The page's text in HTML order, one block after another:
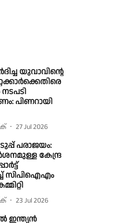
യുവാവിന്റെ
പിണറായി
27 Jul 2026
പരാജയം:
കേന്ദ്ര
സിപിഐഎം
23 Jul 2026
ഇന്ത്യൻ